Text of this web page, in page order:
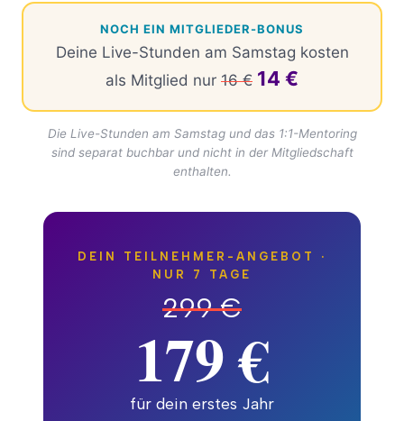
NOCH EIN MITGLIEDER-BONUS
Deine Live-Stunden am Samstag kosten
als Mitglied nur 16 € 14 €
Die Live-Stunden am Samstag und das 1:1-Mentoring
sind separat buchbar und nicht in der Mitgliedschaft
enthalten.
DEIN TEILNEHMER-ANGEBOT ·
NUR 7 TAGE
299 €
179 €
für dein erstes Jahr